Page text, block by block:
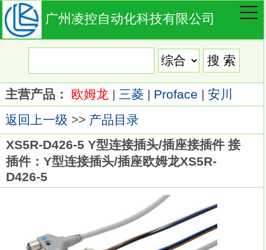
广州凌控自动化科技有限公司
主营产品： 欧姆龙 | 三菱 | Proface | 安川
返回上一级 >> 产品目录
XS5R-D426-5 Y型连接插头/插座接插件 接
插件：Y型连接插头/插座欧姆龙XS5R-
D426-5